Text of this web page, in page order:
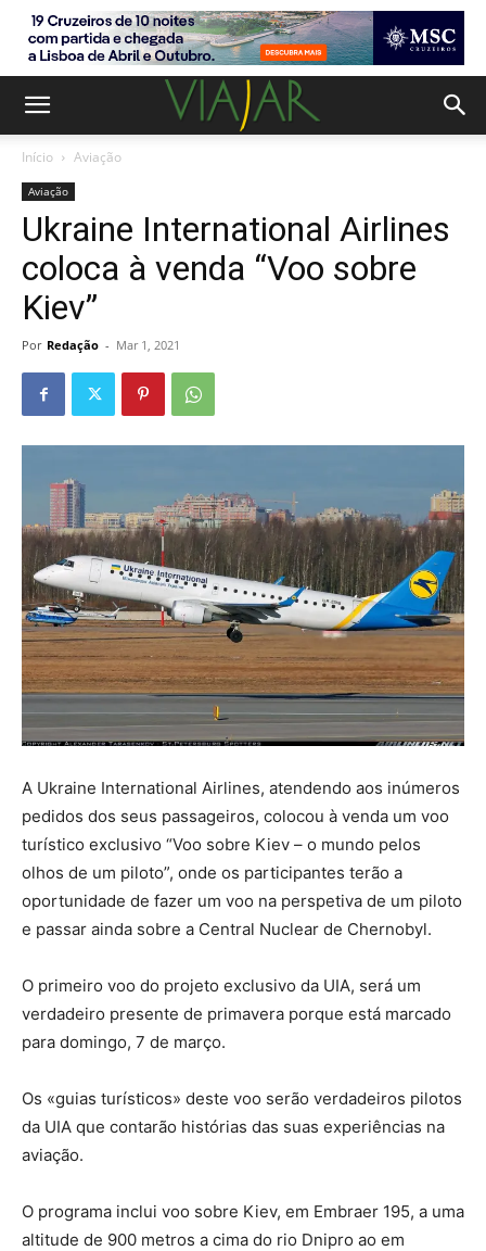
Início Aviação
Aviação
Ukraine International Airlines
coloca à venda “Voo sobre
Kiev”
Por Redação - Mar 1, 2021
A Ukraine International Airlines, atendendo aos inúmeros
pedidos dos seus passageiros, colocou à venda um voo
turístico exclusivo “Voo sobre Kiev – o mundo pelos
olhos de um piloto”, onde os participantes terão a
oportunidade de fazer um voo na perspetiva de um piloto
e passar ainda sobre a Central Nuclear de Chernobyl.
O primeiro voo do projeto exclusivo da UIA, será um
verdadeiro presente de primavera porque está marcado
para domingo, 7 de março.
Os «guias turísticos» deste voo serão verdadeiros pilotos
da UIA que contarão histórias das suas experiências na
aviação.
O programa inclui voo sobre Kiev, em Embraer 195, a uma
altitude de 900 metros a cima do rio Dnipro ao em